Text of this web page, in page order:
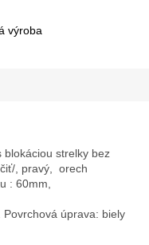
výroba
strelky bez
, pravý, orech
: 60mm,
úprava: biely